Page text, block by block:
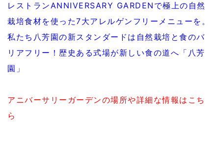
レストランANNIVERSARY GARDENで極上の自然
栽培食材を使った7大アレルゲンフリーメニューを。
私たち八芳園の新スタンダードは自然栽培と食のバ
リアフリー！歴史ある式場が新しい食の道へ「八芳
園」
アニバーサリーガーデンの場所や詳細な情報はこち
ら